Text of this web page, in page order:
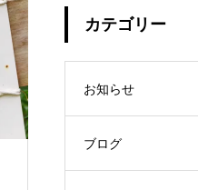
カテゴリー
お知らせ
ブログ